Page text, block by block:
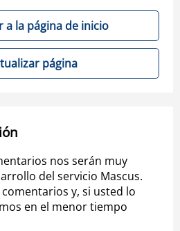
a la página de inicio
página
nos serán muy
del servicio Mascus.
y, si usted lo
en el menor tiempo